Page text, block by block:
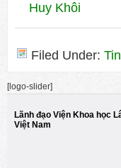
Huy Khôi
Filed Under:
[logo-slider]
Lãnh đạo Viện Khoa học
Việt Nam